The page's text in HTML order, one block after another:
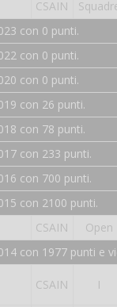
CSAIN
con 0 punti.
con 0 punti.
con 0 punti.
con 26 punti.
con 78 punti.
con 233 punti.
con 700 punti.
con 2100 punti.
CSAIN Open
con 1977 punti e
CSAIN I